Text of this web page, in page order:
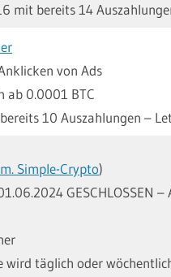
mit bereits 14
von Ads
ab 0.0001 BTC
10 Auszahlungen –
Simple-Crypto)
GESCHLOSSEN
wird täglich oder